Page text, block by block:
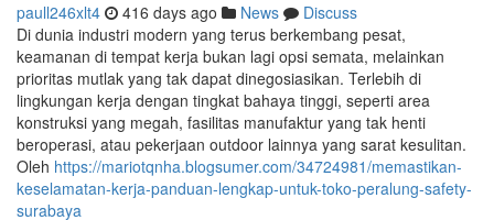
paull246xlt4 416 days ago News
Discuss
Di dunia industri modern yang terus berkembang pesat,
keamanan di tempat kerja bukan lagi opsi semata, melainkan
prioritas mutlak yang tak dapat dinegosiasikan. Terlebih di
lingkungan kerja dengan tingkat bahaya tinggi, seperti area
konstruksi yang megah, fasilitas manufaktur yang tak henti
beroperasi, atau pekerjaan outdoor lainnya yang sarat kesulitan.
Oleh https://mariotqnha.blogsumer.com/34724981/memastikan-
keselamatan-kerja-panduan-lengkap-untuk-toko-peralung-safety-
surabaya